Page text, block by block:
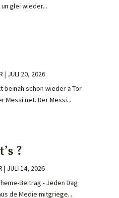
glei wieder...
| JULI 20, 2026
beinah schon wieder ä Tor
Messi net. Der Messi...
?
| JULI 14, 2026
Beitrag - Jeden Dag
de Medie mitgriege...